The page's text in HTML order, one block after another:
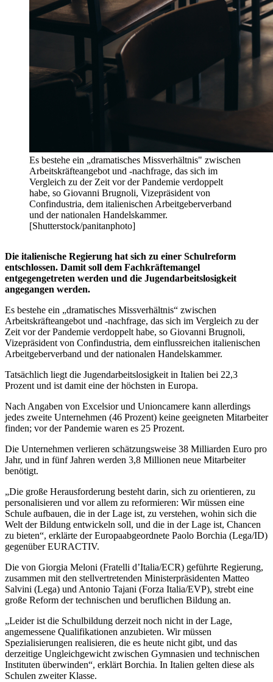
Es bestehe ein „dramatisches Missverhältnis" zwischen
Arbeitskräfteangebot und -nachfrage, das sich im
Vergleich zu der Zeit vor der Pandemie verdoppelt
habe, so Giovanni Brugnoli, Vizepräsident von
Confindustria, dem italienischen Arbeitgeberverband
und der nationalen Handelskammer.
[Shutterstock/panitanphoto]
Die italienische Regierung hat sich zu einer Schulreform
entschlossen. Damit soll dem Fachkräftemangel
entgegengetreten werden und die Jugendarbeitslosigkeit
angegangen werden.
Es bestehe ein „dramatisches Missverhältnis“ zwischen
Arbeitskräfteangebot und -nachfrage, das sich im Vergleich zu der
Zeit vor der Pandemie verdoppelt habe, so Giovanni Brugnoli,
Vizepräsident von Confindustria, dem einflussreichen italienischen
Arbeitgeberverband und der nationalen Handelskammer.
Tatsächlich liegt die Jugendarbeitslosigkeit in Italien bei 22,3
Prozent und ist damit eine der höchsten in Europa.
Nach Angaben von Excelsior und Unioncamere kann allerdings
jedes zweite Unternehmen (46 Prozent) keine geeigneten Mitarbeiter
finden; vor der Pandemie waren es 25 Prozent.
Die Unternehmen verlieren schätzungsweise 38 Milliarden Euro pro
Jahr, und in fünf Jahren werden 3,8 Millionen neue Mitarbeiter
benötigt.
„Die große Herausforderung besteht darin, sich zu orientieren, zu
personalisieren und vor allem zu reformieren: Wir müssen eine
Schule aufbauen, die in der Lage ist, zu verstehen, wohin sich die
Welt der Bildung entwickeln soll, und die in der Lage ist, Chancen
zu bieten“, erklärte der Europaabgeordnete Paolo Borchia (Lega/ID)
gegenüber EURACTIV.
Die von Giorgia Meloni (Fratelli d’Italia/ECR) geführte Regierung,
zusammen mit den stellvertretenden Ministerpräsidenten Matteo
Salvini (Lega) und Antonio Tajani (Forza Italia/EVP), strebt eine
große Reform der technischen und beruflichen Bildung an.
„Leider ist die Schulbildung derzeit noch nicht in der Lage,
angemessene Qualifikationen anzubieten. Wir müssen
Spezialisierungen realisieren, die es heute nicht gibt, und das
derzeitige Ungleichgewicht zwischen Gymnasien und technischen
Instituten überwinden“, erklärt Borchia. In Italien gelten diese als
Schulen zweiter Klasse.